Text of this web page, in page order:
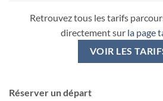
Retrouvez tous les tarifs
directement sur la page
VOIR LES
Réserver un départ